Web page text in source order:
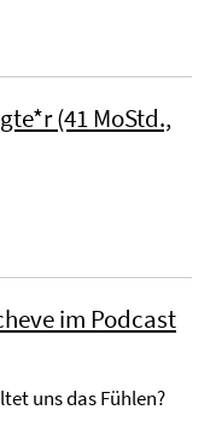
(41 MoStd.,
im Podcast
uns das Fühlen?